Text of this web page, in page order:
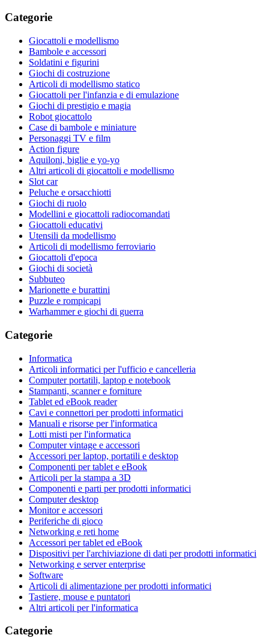
Categorie
Giocattoli e modellismo
Bambole e accessori
Soldatini e figurini
Giochi di costruzione
Articoli di modellismo statico
Giocattoli per l'infanzia e di emulazione
Giochi di prestigio e magia
Robot giocattolo
Case di bambole e miniature
Personaggi TV e film
Action figure
Aquiloni, biglie e yo-yo
Altri articoli di giocattoli e modellismo
Slot car
Peluche e orsacchiotti
Giochi di ruolo
Modellini e giocattoli radiocomandati
Giocattoli educativi
Utensili da modellismo
Articoli di modellismo ferroviario
Giocattoli d'epoca
Giochi di società
Subbuteo
Marionette e burattini
Puzzle e rompicapi
Warhammer e giochi di guerra
Categorie
Informatica
Articoli informatici per l'ufficio e cancelleria
Computer portatili, laptop e notebook
Stampanti, scanner e forniture
Tablet ed eBook reader
Cavi e connettori per prodotti informatici
Manuali e risorse per l'informatica
Lotti misti per l'informatica
Computer vintage e accessori
Accessori per laptop, portatili e desktop
Componenti per tablet e eBook
Articoli per la stampa a 3D
Componenti e parti per prodotti informatici
Computer desktop
Monitor e accessori
Periferiche di gioco
Networking e reti home
Accessori per tablet ed eBook
Dispositivi per l'archiviazione di dati per prodotti informatici
Networking e server enterprise
Software
Articoli di alimentazione per prodotti informatici
Tastiere, mouse e puntatori
Altri articoli per l'informatica
Categorie